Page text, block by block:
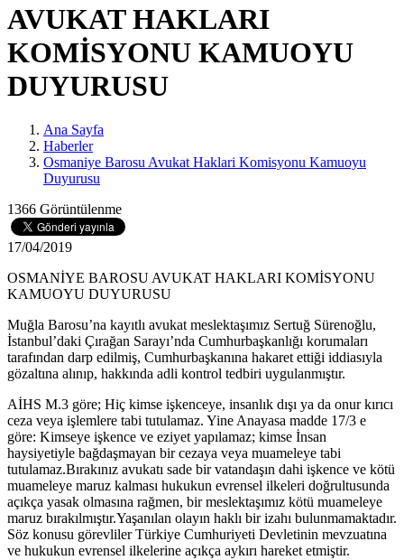
AVUKAT HAKLARI
KOMİSYONU KAMUOYU
DUYURUSU
Ana Sayfa
Haberler
Osmaniye Barosu Avukat Haklari Komisyonu Kamuoyu
Duyurusu
1366 Görüntülenme
17/04/2019
OSMANİYE BAROSU AVUKAT HAKLARI KOMİSYONU
KAMUOYU DUYURUSU
Muğla Barosu’na kayıtlı avukat meslektaşımız Sertuğ Sürenoğlu,
İstanbul’daki Çırağan Sarayı’nda Cumhurbaşkanlığı korumaları
tarafından darp edilmiş, Cumhurbaşkanına hakaret ettiği iddiasıyla
gözaltına alınıp, hakkında adli kontrol tedbiri uygulanmıştır.
AİHS M.3 göre; Hiç kimse işkenceye, insanlık dışı ya da onur kırıcı
ceza veya işlemlere tabi tutulamaz. Yine Anayasa madde 17/3 e
göre: Kimseye işkence ve eziyet yapılamaz; kimse İnsan
haysiyetiyle bağdaşmayan bir cezaya veya muameleye tabi
tutulamaz.Bırakınız avukatı sade bir vatandaşın dahi işkence ve kötü
muameleye maruz kalması hukukun evrensel ilkeleri doğrultusunda
açıkça yasak olmasına rağmen, bir meslektaşımız kötü muameleye
maruz bırakılmıştır.Yaşanılan olayın haklı bir izahı bulunmamaktadır.
Söz konusu görevliler Türkiye Cumhuriyeti Devletinin mevzuatına
ve hukukun evrensel ilkelerine açıkça aykırı hareket etmiştir.